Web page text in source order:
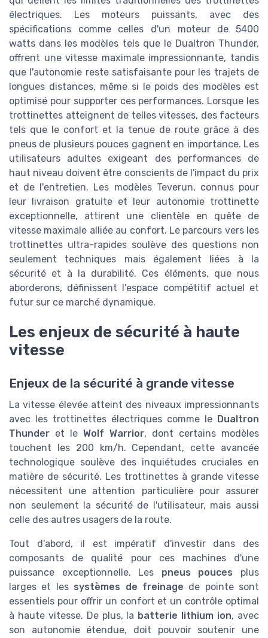
électriques. Les moteurs puissants, avec des
spécifications comme celles d'un moteur de 5400
watts dans les modèles tels que le Dualtron Thunder,
offrent une vitesse maximale impressionnante, tandis
que l'autonomie reste satisfaisante pour les trajets de
longues distances, même si le poids des modèles est
optimisé pour supporter ces performances. Lorsque les
trottinettes atteignent de telles vitesses, des facteurs
tels que le confort et la tenue de route grâce à des
pneus de plusieurs pouces gagnent en importance. Les
utilisateurs adultes exigeant des performances de
haut niveau doivent être conscients de l'impact du prix
et de l'entretien. Les modèles Teverun, connus pour
leur livraison gratuite et leur autonomie trottinette
exceptionnelle, attirent une clientèle en quête de
vitesse maximale alliée au confort. Le parcours vers les
trottinettes ultra-rapides soulève des questions non
seulement techniques mais également liées à la
sécurité et à la durabilité. Ces éléments, que nous
aborderons, définissent l'espace compétitif actuel et
futur sur ce marché dynamique.
Les enjeux de sécurité à haute
vitesse
Enjeux de la sécurité à grande vitesse
La vitesse élevée atteint des niveaux impressionnants
avec les trottinettes électriques comme le Dualtron
Thunder et le Wolf Warrior, dont certains modèles
touchent les 200 km/h. Cependant, cette avancée
technologique soulève des inquiétudes cruciales en
matière de sécurité. Les trottinettes à grande vitesse
nécessitent une attention particulière pour assurer
non seulement la sécurité de l'utilisateur, mais aussi
celle des autres usagers de la route.
Tout d'abord, il est impératif d'investir dans des
composants de qualité pour ces machines d'une
puissance exceptionnelle. Les pneus pouces plus
larges et les systèmes de freinage de pointe sont
essentiels pour offrir un confort et un contrôle optimal
à haute vitesse. De plus, la batterie lithium ion, avec
son autonomie étendue, doit pouvoir soutenir une